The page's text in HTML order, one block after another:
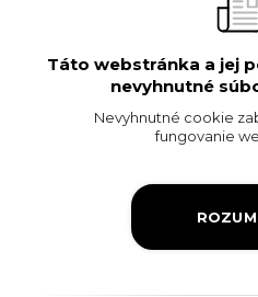
Táto webstránka a jej
nevyhnutné
Nevyhnutné cookie
fungovanie